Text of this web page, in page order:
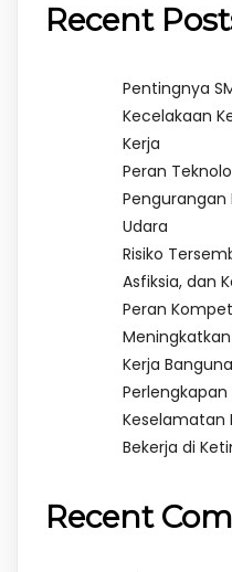
Recent
Pentingnya
Kecelakaan
Kerja
Peran
Pengurangan
Udara
Risiko
Asfiksia, dan
Peran
Kerja
Keselamatan
Bekerja di
Recent